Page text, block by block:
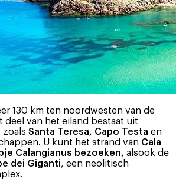
130 km ten noordwesten van de
deel van het eiland bestaat uit
zoals Santa Teresa, Capo Testa en
U kunt het strand van Cala
Calangianus bezoeken, alsook de
dei Giganti, een neolitisch